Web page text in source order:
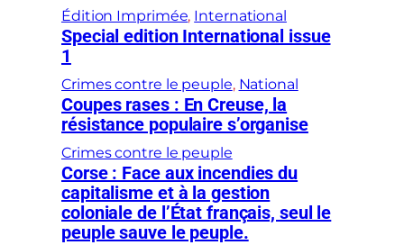
Édition Imprimée, International
Special edition International issue
1
Crimes contre le peuple, National
Coupes rases : En Creuse, la
résistance populaire s’organise
Crimes contre le peuple
Corse : Face aux incendies du
capitalisme et à la gestion
coloniale de l’État français, seul le
peuple sauve le peuple.